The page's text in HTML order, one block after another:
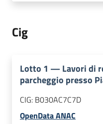
Cig
Lotto 1 — Lavori di
parcheggio presso
CIG: B030AC7C7D
OpenData ANAC